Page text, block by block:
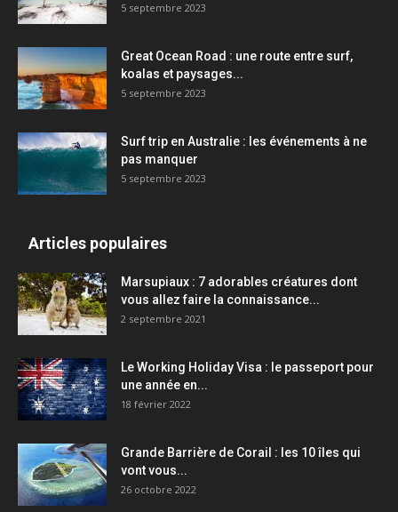
5 septembre 2023
Great Ocean Road : une route entre surf,
koalas et paysages...
5 septembre 2023
Surf trip en Australie : les événements à ne
pas manquer
5 septembre 2023
Articles populaires
Marsupiaux : 7 adorables créatures dont
vous allez faire la connaissance...
2 septembre 2021
Le Working Holiday Visa : le passeport pour
une année en...
18 février 2022
Grande Barrière de Corail : les 10 îles qui
vont vous...
26 octobre 2022